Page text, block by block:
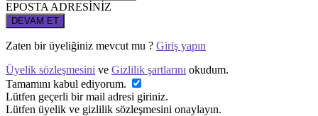
EPOSTA ADRESİNİZ
DEVAM ET
Zaten bir üyeliğiniz mevcut mu ? Giriş yapın
Üyelik sözleşmesini ve Gizlilik şartlarını okudum.
Tamamını kabul ediyorum.
Lütfen geçerli bir mail adresi giriniz.
Lütfen üyelik ve gizlilik sözleşmesini onaylayın.